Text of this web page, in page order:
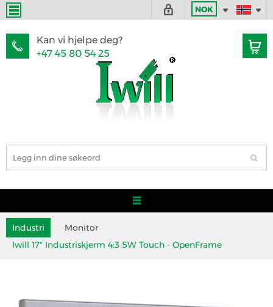
NOK
Kan vi hjelpe deg?
+47 45 80 54 25
Industri
Monitor
Iwill 17" Industriskjerm 4:3 5W Touch - OpenFrame